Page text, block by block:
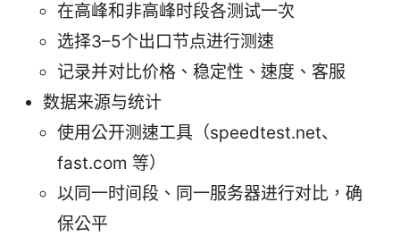
在高峰和非高峰时段各测试一次
选择3–5个出口节点进行测速
记录并对比价格、稳定性、速度、客服
数据来源与统计
使用公开测速工具（speedtest.net、
fast.com 等）
以同一时间段、同一服务器进行对比，确
保公平